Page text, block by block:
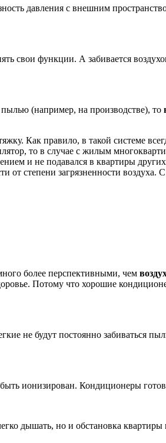
давления с внешним
свои функции. А забивается
(например, на производстве), то
Как правило, в такой системе
то в случае с жилым
и не подавался в квартиры
степени загрязненности воздуха.
более перспективными, чем
Потому что хорошие
не будут постоянно забиваться
ионизирован. Кондиционеры
дышать, но и обстановка квартиры